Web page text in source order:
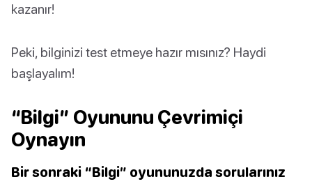
kazanır!
Peki, bilginizi test etmeye hazır mısınız? Haydi
başlayalım!
“Bilgi” Oyununu Çevrimiçi
Oynayın
Bir sonraki “Bilgi” oyununuzda sorularınız